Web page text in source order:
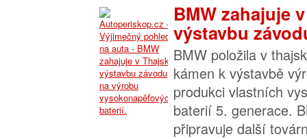
BMW zahajuje
výstavbu
BMW položila v
kámen k výstavbě
produkci vlastních
baterií 5. generace.
připravuje další